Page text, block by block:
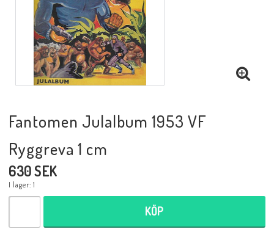
Musik
Mynt och Sedlar
Samlartillbehör
Serier Sverige
Fantomen Julalbum 1953 VF
Ryggreva 1 cm
630 SEK
I lager: 1
KÖP